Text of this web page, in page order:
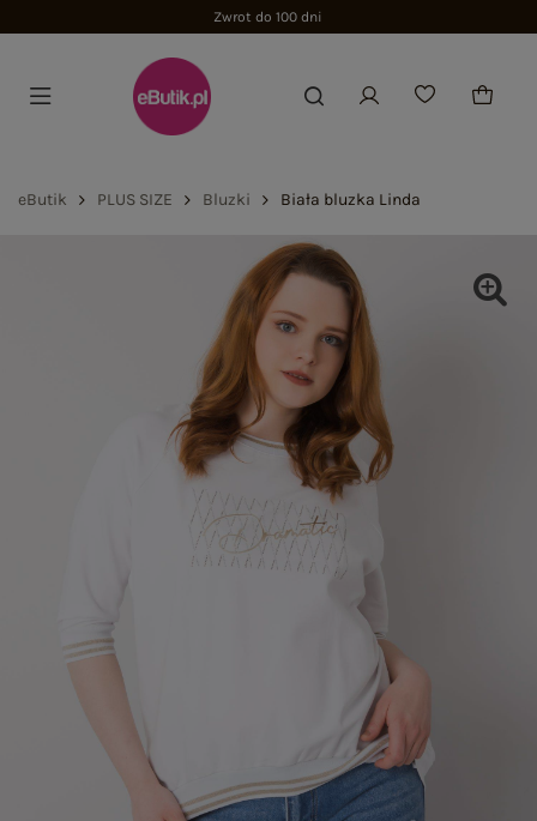
Zwrot do 100 dni
eButik PLUS SIZE Bluzki Biała bluzka Linda